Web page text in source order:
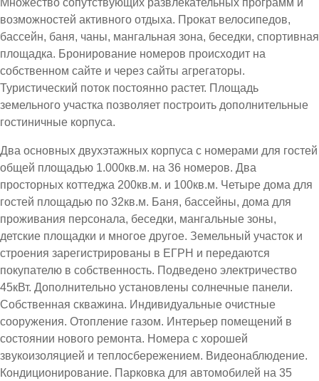
возможностей активного отдыха. Прокат велосипедов,
бассейн, баня, чаны, мангальная зона, беседки, спортивная
площадка. Бронирование номеров происходит на
собственном сайте и через сайты агрегаторы.
Туристический поток постоянно растет. Площадь
земельного участка позволяет построить дополнительные
гостиничные корпуса.
Два основных двухэтажных корпуса с номерами для гостей
общей площадью 1.000кв.м. на 36 номеров. Два
просторных коттеджа 200кв.м. и 100кв.м. Четыре дома для
гостей площадью по 32кв.м. Баня, бассейны, дома для
проживания персонала, беседки, мангальные зоны,
детские площадки и многое другое. Земельный участок и
строения зарегистрированы в ЕГРН и передаются
покупателю в собственность. Подведено электричество
45кВт. Дополнительно установлены солнечные панели.
Собственная скважина. Индивидуальные очистные
сооружения. Отопление газом. Интерьер помещений в
состоянии нового ремонта. Номера с хорошей
звукоизоляцией и теплосбережением. Видеонаблюдение.
Кондиционирование. Парковка для автомобилей на 35